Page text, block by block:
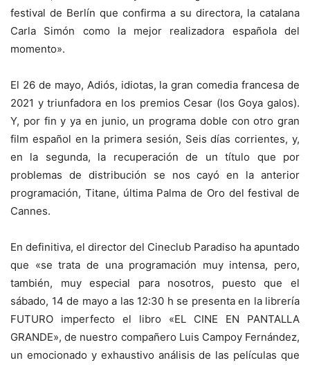
festival de Berlín que confirma a su directora, la catalana
Carla Simón como la mejor realizadora española del
momento».
El 26 de mayo, Adiós, idiotas, la gran comedia francesa de
2021 y triunfadora en los premios Cesar (los Goya galos).
Y, por fin y ya en junio, un programa doble con otro gran
film español en la primera sesión, Seis días corrientes, y,
en la segunda, la recuperación de un título que por
problemas de distribución se nos cayó en la anterior
programación, Titane, última Palma de Oro del festival de
Cannes.
En definitiva, el director del Cineclub Paradiso ha apuntado
que «se trata de una programación muy intensa, pero,
también, muy especial para nosotros, puesto que el
sábado, 14 de mayo a las 12:30 h se presenta en la librería
FUTURO imperfecto el libro «EL CINE EN PANTALLA
GRANDE», de nuestro compañero Luis Campoy Fernández,
un emocionado y exhaustivo análisis de las películas que